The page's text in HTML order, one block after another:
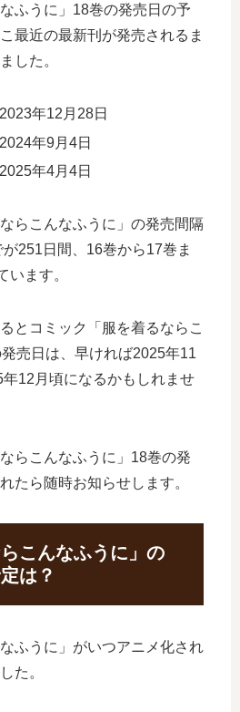
ふうに」18巻の発売日の予
最近の最新刊が発売されるま
した。
年12月28日
年9月4日
年4月4日
らこんなふうに」の発売間隔
251日間、16巻から17巻ま
います。
とコミック「服を着るならこ
売日は、早ければ2025年11
12月頃になるかもしれませ
らこんなふうに」18巻の発
たら随時お知らせします。
らこんなふうに」の
は？
ふうに」がいつアニメ化され
た。